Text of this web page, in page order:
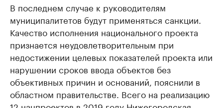
В последнем случае к руководителям
муниципалитетов будут применяться санкции.
Качество исполнения национального проекта
признается неудовлетворительным при
недостижении целевых показателей проекта или
нарушении сроков ввода объектов без
объективных причин и оснований, пояснили в
областном правительстве. Всего на реализацию